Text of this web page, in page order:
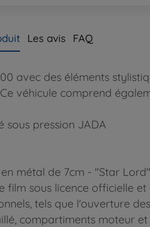
Les avis FAQ
avec des éléments
véhicule comprend
sous pression JADA
métal de 7cm - "Star Lord"
film sous licence officielle
tels que l'ouverture
compartiments moteur et